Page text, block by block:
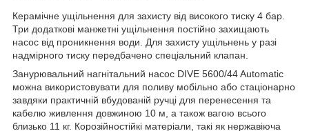
Керамічне ущільнення для захисту від високого тиску 4 бар.
Три додаткові манжетні ущільнення постійно захищають
насос від проникнення води. Для захисту ущільнень у разі
надмірного тиску передбачено спеціальний клапан.
Занурювальний нагнітальний насос DIVE 5600/44 Automatic
можна використовувати для поливу мобільно або стаціонарно
завдяки практичній вбудованій ручці для перенесення та
кабелю живлення довжиною 10 м, а також вагою всього
близько 11 кг. Корозійностійкі матеріали, такі як нержавіюча